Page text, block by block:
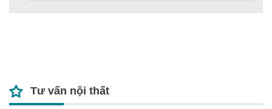
Tư vấn nội thất